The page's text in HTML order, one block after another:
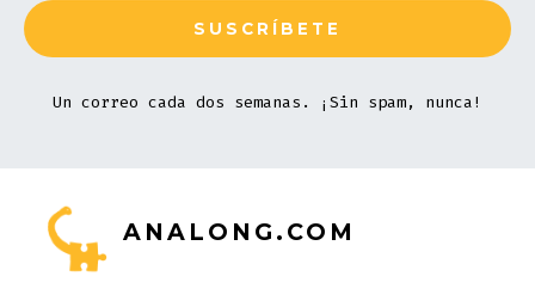
Un correo cada dos semanas. ¡Sin spam, nunca!
ANALONG.COM